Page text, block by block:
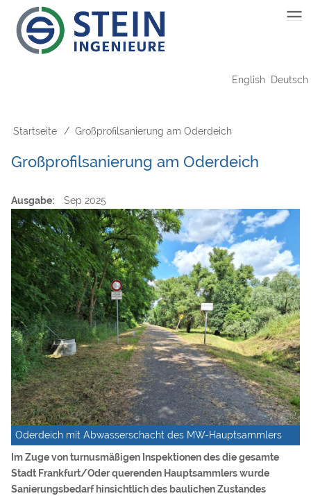
zum
Inhalt
Main
navigation
English Deutsch
Pfadnavigation
Startseite Großprofilsanierung am Oderdeich
Großprofilsanierung am Oderdeich
Ausgabe Sep 2025
Oderdeich mit Abwasserschacht des MW-Hauptsammlers
Im Zuge von turnusmäßigen Inspektionen des die gesamte
Stadt Frankfurt/Oder querenden Hauptsammlers wurde
Sanierungsbedarf hinsichtlich des baulichen Zustandes